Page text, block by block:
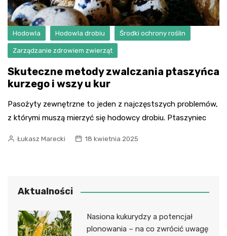
Hodowla Hodowla drobiu Środki ochrony roślin
Zarządzanie zdrowiem zwierząt
Skuteczne metody zwalczania ptaszyńca
kurzego i wszy u kur
Pasożyty zewnętrzne to jeden z najczęstszych problemów,
z którymi muszą mierzyć się hodowcy drobiu. Ptaszyniec
Łukasz Marecki 18 kwietnia 2025
Aktualności
Nasiona kukurydzy a potencjał
plonowania – na co zwrócić uwagę